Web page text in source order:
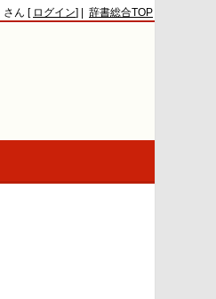
さん [ ログイン] | 辞書総合TOP